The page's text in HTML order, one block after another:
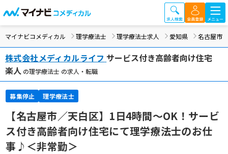
マイナビコメディカル 理学療法士 理学療法士求人 愛知県 名古屋市
株式会社メディカルライフ サービス付き高齢者向け住宅
楽人 の理学療法士 の求人・転職
募集停止 理学療法士
【名古屋市／天白区】1日4時間～OK！サービ
ス付き高齢者向け住宅にて理学療法士のお仕
事♪＜非常勤＞